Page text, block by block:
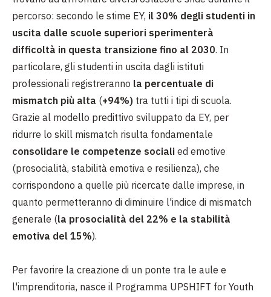
percorso: secondo le stime EY, il 30% degli studenti in
uscita dalle scuole superiori sperimenterà
difficoltà in questa transizione fino al 2030. In
particolare, gli studenti in uscita dagli istituti
professionali registreranno la percentuale di
mismatch più alta (+94%) tra tutti i tipi di scuola.
Grazie al modello predittivo sviluppato da EY, per
ridurre lo skill mismatch risulta fondamentale
consolidare le competenze sociali ed emotive
(prosocialità, stabilità emotiva e resilienza), che
corrispondono a quelle più ricercate dalle imprese, in
quanto permetteranno di diminuire l'indice di mismatch
generale (la prosocialità del 22% e la stabilità
emotiva del 15%).
Per favorire la creazione di un ponte tra le aule e
l'imprenditoria, nasce il Programma UPSHIFT for Youth